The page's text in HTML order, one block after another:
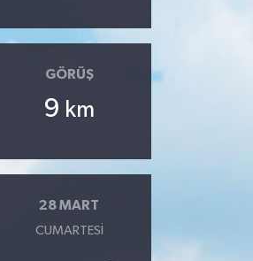
GÖRÜŞ
9 km
28 MART
CUMARTESI